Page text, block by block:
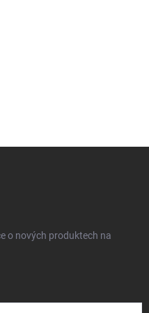
o nových produktech na